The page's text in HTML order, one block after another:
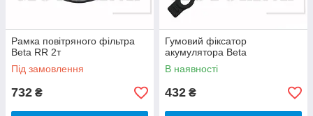
Рамка повітряного фільтра
Beta RR 2т
Під замовлення
732 ₴
Гумовий фіксатор
акумулятора Beta
В наявності
432 ₴